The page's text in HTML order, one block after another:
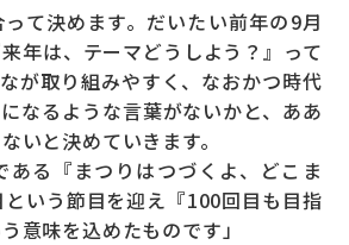
って決めます。だいたい前年の9月
年は、テーマどうしよう？』って
が取り組みやすく、なおかつ時代
なるような言葉がないかと、ああ
いと決めていきます。
ある『まつりはつづくよ、どこま
いう節目を迎え『100回目も目指
意味を込めたものです」